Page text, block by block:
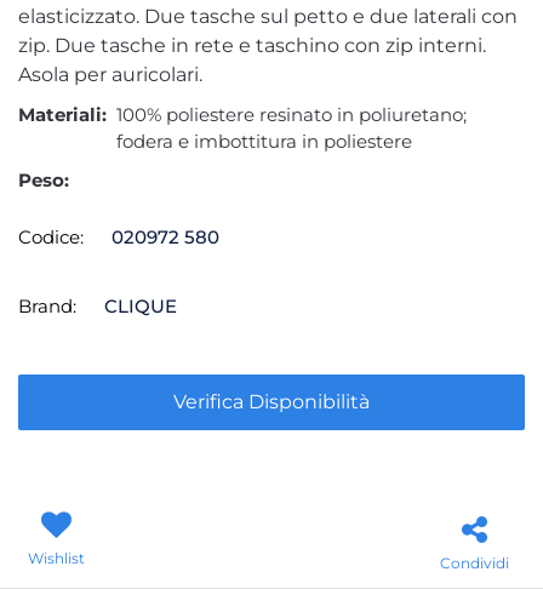
elasticizzato. Due tasche sul petto e due laterali con
zip. Due tasche in rete e taschino con zip interni.
Asola per auricolari.
Materiali: 100% poliestere resinato in poliuretano;
fodera e imbottitura in poliestere
Peso:
Codice: 020972 580
Brand: CLIQUE
Verifica Disponibilità
Wishlist Condividi